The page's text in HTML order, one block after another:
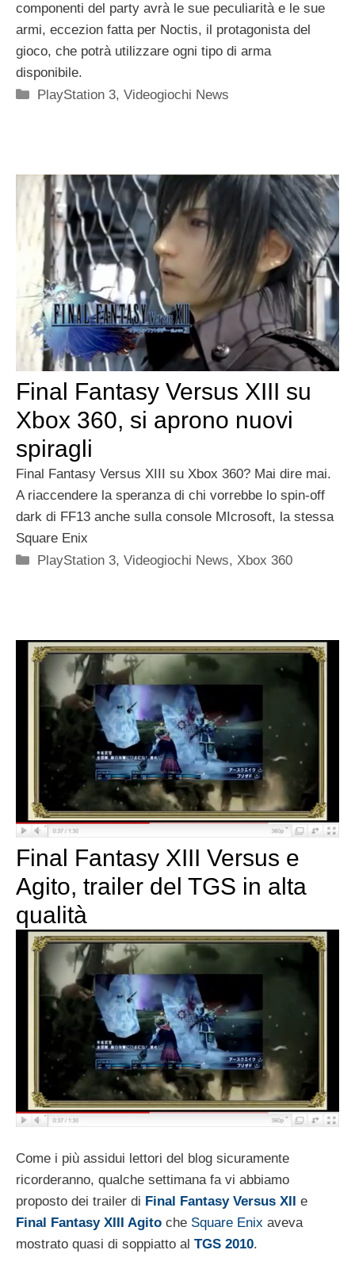
componenti del party avrà le sue peculiarità e le sue
armi, eccezion fatta per Noctis, il protagonista del
gioco, che potrà utilizzare ogni tipo di arma
disponibile.
Categorie
PlayStation 3,Videogiochi News
Final Fantasy Versus XIII su
Xbox 360, si aprono nuovi
spiragli
Final Fantasy Versus XIII su Xbox 360? Mai dire mai.
A riaccendere la speranza di chi vorrebbe lo spin-off
dark di FF13 anche sulla console MIcrosoft, la stessa
Square Enix
Categorie
PlayStation 3,Videogiochi News,Xbox 360
Final Fantasy XIII Versus e
Agito, trailer del TGS in alta
qualità
Come i più assidui lettori del blog sicuramente
ricorderanno, qualche settimana fa vi abbiamo
proposto dei trailer di Final Fantasy Versus XII e
Final Fantasy XIII Agito che Square Enix aveva
mostrato quasi di soppiatto al TGS 2010.